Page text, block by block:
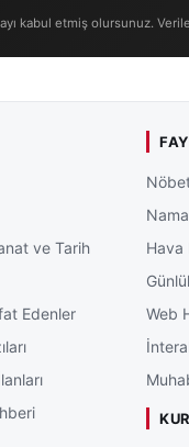
kabul etmiş olursunuz.
ve Tarih
Edenler
Hava
Web